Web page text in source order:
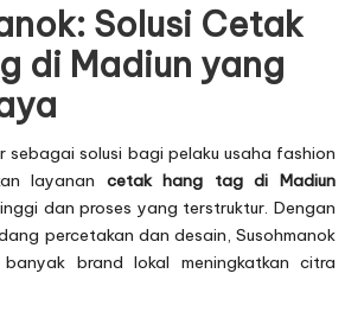
Solusi Cetak
di Madiun yang
sebagai solusi bagi pelaku usaha fashion
layanan cetak hang tag di Madiun
dan proses yang terstruktur. Dengan
percetakan dan desain, Susohmanok
brand lokal meningkatkan citra